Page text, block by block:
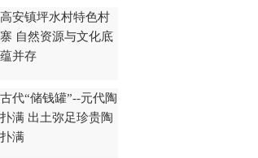
高安镇坪水村特色村
寨 自然资源与文化底
蕴并存
古代“储钱罐”--元代陶
扑满 出土弥足珍贵陶
扑满